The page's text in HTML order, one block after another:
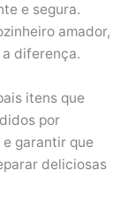
e segura.
amador,
diferença.
itens que
por
garantir que
deliciosas